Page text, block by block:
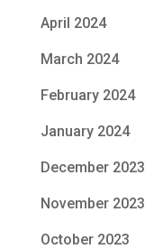
April 2024
March 2024
February 2024
January 2024
December 2023
November 2023
October 2023